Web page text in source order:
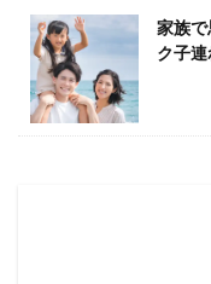
家族
ク子